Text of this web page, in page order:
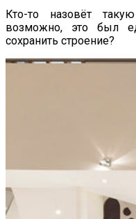
Кто-то назовёт
возможно, это был
сохранить строение?